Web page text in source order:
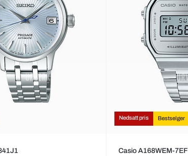
Nedsatt pris Bestselger
Casio A168WEM-7EF